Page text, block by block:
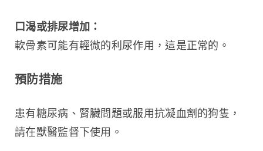
口渴或排尿增加：
軟骨素可能有輕微的利尿作用，這是正常的。
預防措施
患有糖尿病、腎臟問題或服用抗凝血劑的狗隻，
請在獸醫監督下使用。